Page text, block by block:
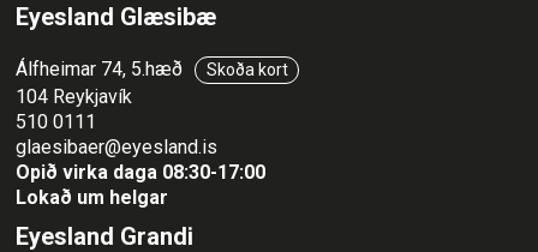
Eyesland Glæsibæ
Álfheimar 74, 5.hæð Skoða kort
104 Reykjavík
510 0111
glaesibaer@eyesland.is
Opið virka daga 08:30-17:00
Lokað um helgar
Eyesland Grandi